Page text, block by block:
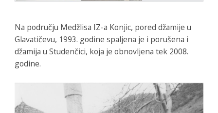
Na području Medžlisa IZ-a Konjic, pored džamije u
Glavatičevu, 1993. godine spaljena je i porušena i
džamija u Studenčici, koja je obnovljena tek 2008.
godine.